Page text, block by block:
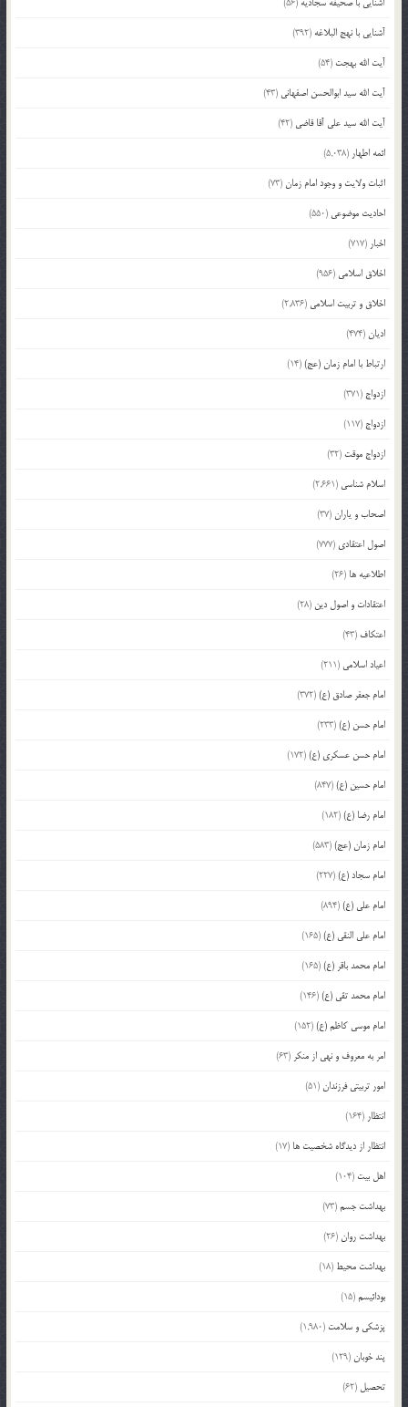
آشنایی با نهج البلاغه (392)
آیت الله بهجت (54)
آیت الله سید ابوالحسن اصفهانی (43)
آیت الله سید علی آقا قاضی (42)
ائمه اطهار (5,038)
اثبات ولایت و وجود امام زمان(73)
احادیث موضوعی (550)
اخبار (717)
اخلاق اسلامی (956)
اخلاق و تربیت اسلامی (2,836)
ادیان(474)
ارتباط با امام زمان (عج)(14)
ازدواج (371)
ازدواج (117)
ازدواج موقت (32)
اسلام شناسی (2,661)
اصحاب و یاران(37)
اصول اعتقادی (777)
اطلاعیه ها (26)
اعتقادات و اصول دین (28)
اعتکاف (43)
اعیاد اسلامی (211)
امام جعفر صادق (ع)(372)
امام حسن (ع)(233)
امام حسن عسکری (ع)(172)
امام حسین (ع)(847)
امام رضا (ع)(182)
امام زمان (عج)(583)
امام سجاد (ع)(227)
امام علی (ع)(894)
امام علی النقی (ع)(165)
امام محمد باقر (ع)(165)
امام محمد تقی (ع)(146)
امام موسی کاظم (ع)(152)
امر به معروف و نهی از منکر (63)
امور تربیتی فرزندان(51)
انتظار (164)
انتظار از دیدگاه شخصیت ها (17)
اهل بیت (104)
بهداشت جسم(73)
بهداشت روان(26)
بهداشت محیط (18)
بودائیسم(15)
پزشکی و سلامت (1,980)
پند خوبان(129)
تحصیل (62)